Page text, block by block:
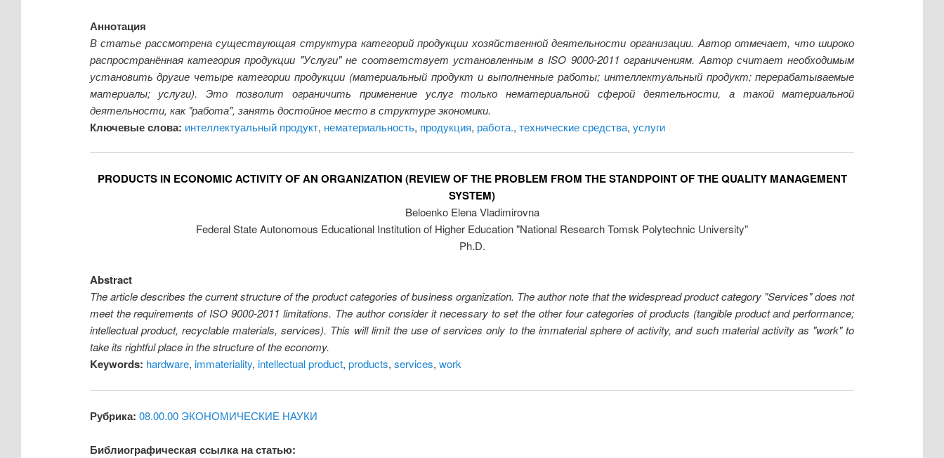
Аннотация
В статье рассмотрена существующая структура категорий продукции хозяйственной деятельности организации. Автор отмечает, что широко
распространённая категория продукции "Услуги" не соответствует установленным в ISO 9000-2011 ограничениям. Автор считает необходимым
установить другие четыре категории продукции (материальный продукт и выполненные работы; интеллектуальный продукт; перерабатываемые
материалы; услуги). Это позволит ограничить применение услуг только нематериальной сферой деятельности, а такой материальной
деятельности, как "работа", занять достойное место в структуре экономики.
Ключевые слова: интеллектуальный продукт, нематериальность, продукция, работа., технические средства, услуги
PRODUCTS IN ECONOMIC ACTIVITY OF AN ORGANIZATION (REVIEW OF THE PROBLEM FROM THE STANDPOINT OF THE QUALITY MANAGEMENT
SYSTEM)
Beloenko Elena Vladimirovna
Federal State Autonomous Educational Institution of Higher Education "National Research Tomsk Polytechnic University"
Ph.D.
Abstract
The article describes the current structure of the product categories of business organization. The author note that the widespread product category "Services" does not
meet the requirements of ISO 9000-2011 limitations. The author consider it necessary to set the other four categories of products (tangible product and performance;
intellectual product, recyclable materials, services). This will limit the use of services only to the immaterial sphere of activity, and such material activity as "work" to
take its rightful place in the structure of the economy.
Keywords: hardware, immateriality, intellectual product, products, services, work
Рубрика: 08.00.00 ЭКОНОМИЧЕСКИЕ НАУКИ
Библиографическая ссылка на статью: